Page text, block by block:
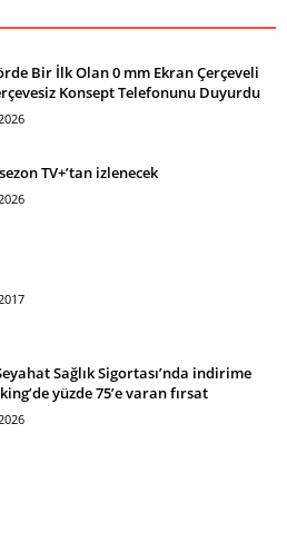
Bir İlk Olan 0 mm Ekran Çerçeveli
Konsept Telefonunu Duyurdu
TV+’tan izlenecek
Sağlık Sigortası’nda indirime
yüzde 75’e varan fırsat